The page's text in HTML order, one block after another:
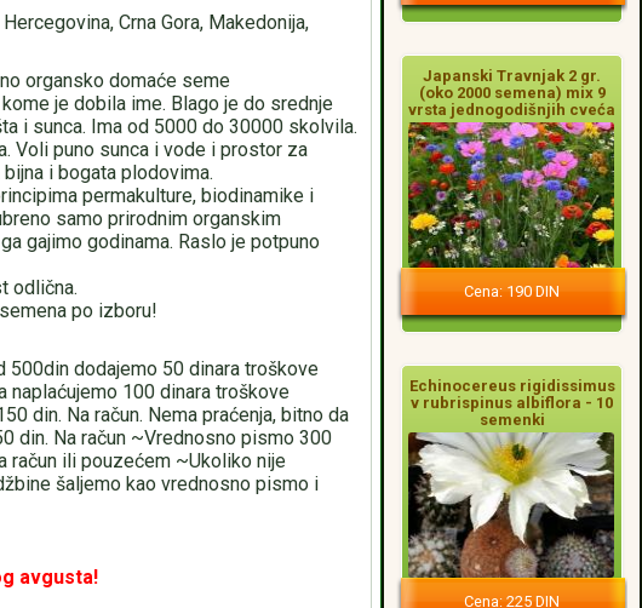
Crna Gora, Makedonija,
organsko domaće seme
je dobila ime. Blago je do srednje
i sunca. Ima od 5000 do 30000 skolvila.
Voli puno sunca i vode i prostor za
i bogata plodovima.
permakulture, biodinamike i
samo prirodnim organskim
gajimo godinama. Raslo je potpuno
odlična.
po izboru!
500din dodajemo 50 dinara troškove
naplaćujemo 100 dinara troškove
din. Na račun. Nema praćenja, bitno da
din. Na račun ~Vrednosno pismo 300
račun ili pouzećem ~Ukoliko nije
šaljemo kao vrednosno pismo i
avgusta!
Japanski Travnjak 2 gr.
(oko 2000 semena) mix 9
vrsta jednogodišnjih cveća
Cena: 190 DIN
Echinocereus rigidissimus
v rubrispinus albiflora - 10
semenki
Cena: 225 DIN